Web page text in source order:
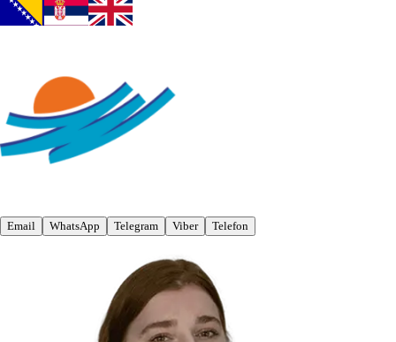
Email WhatsApp Telegram Viber Telefon